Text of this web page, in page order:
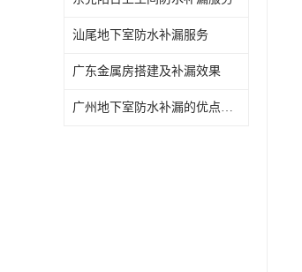
汕尾地下室防水补漏服务
广东金属房搭建及补漏效果
广州地下室防水补漏的优点和缺点